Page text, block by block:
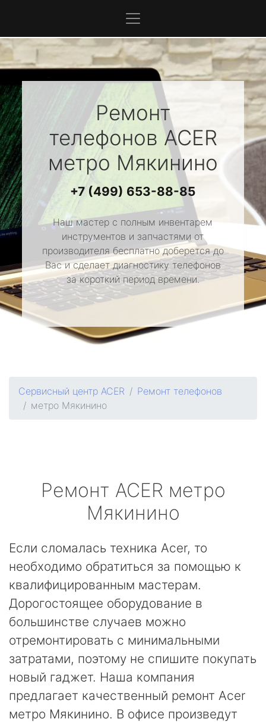
Ремонт
телефонов ACER
метро Мякинино
+7 (499) 653-88-85
Наш мастер с полным инвентарем
инструментов и запчастями от
производителя бесплатно доберется до
Вас и сделает диагностику телефонов
за короткий период времени.
Сервисный центр ACER
Ремонт телефонов
метро Мякинино
Ремонт ACER метро
Мякинино
Если сломалась техника Acer, то
необходимо обратиться за помощью к
квалифицированным мастерам.
Дорогостоящее оборудование в
большинстве случаев можно
отремонтировать с минимальными
затратами, поэтому не спишите покупать
новый гаджет. Наша компания
предлагает качественный ремонт Acer
метро Мякинино. В офисе произведут